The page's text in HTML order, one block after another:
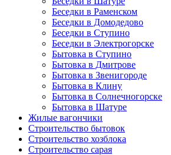
Беседки в Раменском
Беседки в Домодедово
Беседки в Ступино
Беседки в Электрогорске
Бытовка в Ступино
Бытовка в Дмитрове
Бытовка в Звенигороде
Бытовка в Клину
Бытовка в Солнечногорске
Бытовка в Шатуре
Жилые вагончики
Строительство бытовок
Строительство хозблока
Строительство сарая